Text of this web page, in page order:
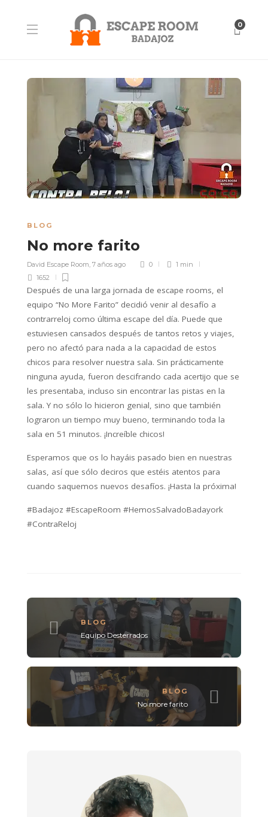
0
BLOG
No more farito
David Escape Room, 7 años ago 0
1 min
1652
Después de una larga jornada de escape rooms, el
equipo “No More Farito” decidió venir al desafío a
contrarreloj como última escape del día. Puede que
estuviesen cansados después de tantos retos y viajes,
pero no afectó para nada a la capacidad de estos
chicos para resolver nuestra sala. Sin prácticamente
ninguna ayuda, fueron descifrando cada acertijo que se
les presentaba, incluso sin encontrar las pistas en la
sala. Y no sólo lo hicieron genial, sino que también
lograron un tiempo muy bueno, terminando toda la
sala en 51 minutos. ¡Increíble chicos!
Esperamos que os lo hayáis pasado bien en nuestras
salas, así que sólo deciros que estéis atentos para
cuando saquemos nuevos desafíos. ¡Hasta la próxima!
#Badajoz #EscapeRoom #HemosSalvadoBadayork
#ContraReloj
BLOG
Equipo Desterrados
BLOG
No more farito